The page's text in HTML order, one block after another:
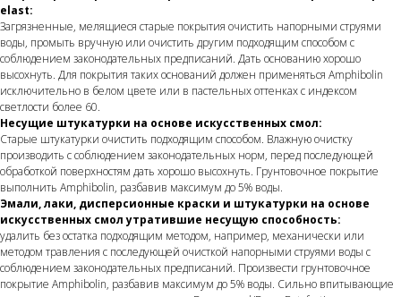
elast:
Загрязненные, мелящиеся старые покрытия очистить напорными струями
воды, промыть вручную или очистить другим подходящим способом с
соблюдением законодательных предписаний. Дать основанию хорошо
высохнуть. Для покрытия таких оснований должен применяться Amphibolin
исключительно в белом цвете или в пастельных оттенках с индексом
светлости более 60.
Несущие штукатурки на основе искусственных смол:
Старые штукатурки очистить подходящим способом. Влажную очистку
производить с соблюдением законодательных норм, перед последующей
обработкой поверхностям дать хорошо высохнуть. Грунтовочное покрытие
выполнить Amphibolin, разбавив максимум до 5% воды.
Эмали, лаки, дисперсионные краски и штукатурки на основе
искусственных смол утратившие несущую способность:
удалить без остатка подходящим методом, например, механически или
методом травления с последующей очисткой напорными струями воды с
соблюдением законодательных предписаний. Произвести грунтовочное
покрытие Amphibolin, разбавив максимум до 5% воды. Сильно впитывающие